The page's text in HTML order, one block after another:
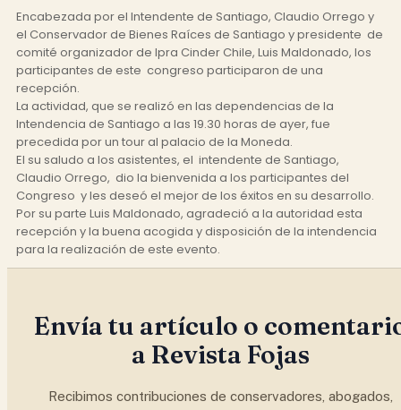
Encabezada por el Intendente de Santiago, Claudio Orrego y
el Conservador de Bienes Raíces de Santiago y presidente de
comité organizador de Ipra Cinder Chile, Luis Maldonado, los
participantes de este congreso participaron de una
recepción.
La actividad, que se realizó en las dependencias de la
Intendencia de Santiago a las 19.30 horas de ayer, fue
precedida por un tour al palacio de la Moneda.
El su saludo a los asistentes, el intendente de Santiago,
Claudio Orrego, dio la bienvenida a los participantes del
Congreso y les deseó el mejor de los éxitos en su desarrollo.
Por su parte Luis Maldonado, agradeció a la autoridad esta
recepción y la buena acogida y disposición de la intendencia
para la realización de este evento.
Envía tu artículo o
a Revista Fojas
Recibimos contribuciones de conservadores, abogados,